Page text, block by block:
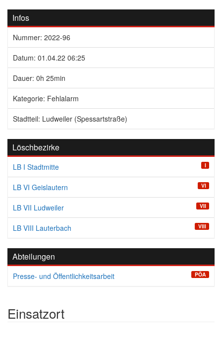
Infos
Nummer: 2022-96
Datum: 01.04.22 06:25
Dauer: 0h 25min
Kategorie: Fehlalarm
Stadtteil: Ludweiler (Spessartstraße)
Löschbezirke
LB I Stadtmitte I
LB VI Geislautern VI
LB VII Ludweiler VII
LB VIII Lauterbach VIII
Abteilungen
Presse- und Öffentlichkeitsarbeit PÖA
Einsatzort